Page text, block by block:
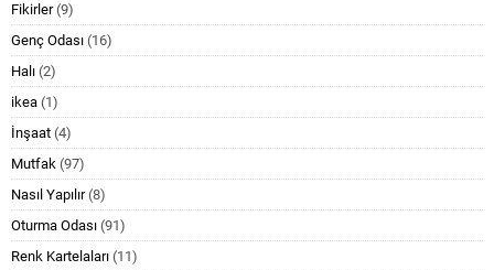
Fikirler(9)
Genç Odası (16)
Halı (2)
ikea (1)
İnşaat (4)
Mutfak (97)
Nasıl Yapılır(8)
Oturma Odası (91)
Renk Kartelaları (11)